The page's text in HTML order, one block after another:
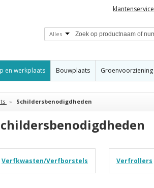
klantenservice
Alles
en werkplaats Bouwplaats Groenvoorziening
» Schildersbenodigdheden
Verfkwasten/Verfborstels Verfrollers